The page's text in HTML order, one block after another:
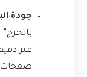
جودة
غير
صفحات